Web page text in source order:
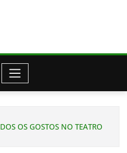
OS GOSTOS NO TEATRO